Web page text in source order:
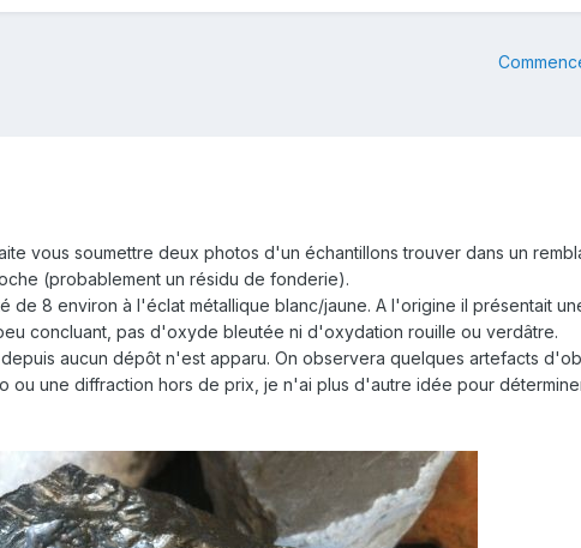
vous soumettre deux photos d'un échantillons trouver dans un
(probablement un résidu de fonderie).
de 8 environ à l'éclat métallique blanc/jaune. A l'origine il présentait
concluant, pas d'oxyde bleutée ni d'oxydation rouille ou verdâtre.
aucun dépôt n'est apparu. On observera quelques artefacts
ou une diffraction hors de prix, je n'ai plus d'autre idée pour